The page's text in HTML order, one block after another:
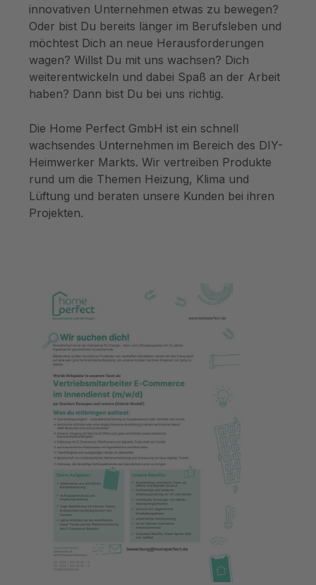
innovativen Unternehmen etwas zu bewegen?
Oder bist Du bereits länger im Berufsleben und
möchtest Dich an neue Herausforderungen
wagen? Willst Du mit uns wachsen? Dich
weiterentwickeln und dabei Spaß an der Arbeit
haben? Dann bist Du bei uns richtig.
Die Home Perfect GmbH ist ein schnell
wachsendes Unternehmen im Bereich des DIY-
Heimwerker Markts. Wir vertreiben Produkte
rund um die Themen Heizung, Klima und
Lüftung und beraten unsere Kunden bei ihren
Projekten.